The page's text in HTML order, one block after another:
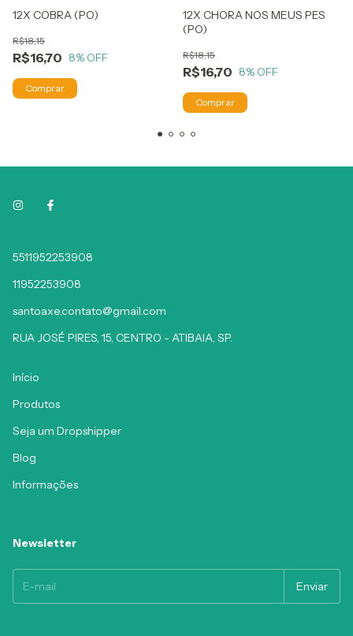
12X COBRA (PO)
R$16,70
R$18,15
8% OFF
12X CHORA NOS MEUS PES
(PO)
R$16,70
R$18,15
8% OFF
5511952253908
11952253908
santoaxe.contato@gmail.com
RUA JOSÉ PIRES, 15, CENTRO - ATIBAIA, SP.
Início
Produtos
Seja um Dropshipper
Blog
Informações
Newsletter